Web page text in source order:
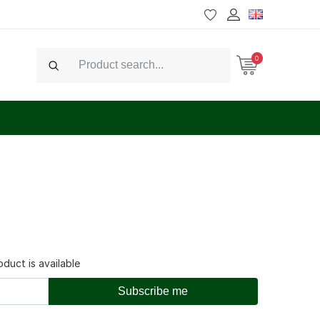
Search
0
is available
Subscribe me